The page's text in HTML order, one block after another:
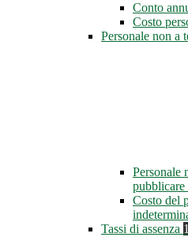
Conto
Costo
Personale non a
Personale
Costo del
Tassi di assenza